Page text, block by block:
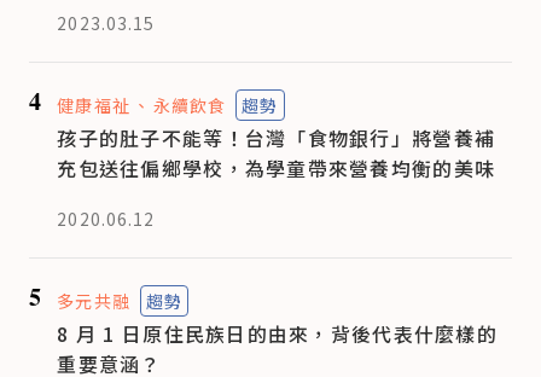
2023.03.15
4 健康福祉 永續飲食 趨勢
孩子的肚子不能等！台灣「食物銀行」將營養補
充包送往偏鄉學校，為學童帶來營養均衡的美味
2020.06.12
5 多元共融 趨勢
8 月 1 日原住民族日的由來，背後代表什麼樣的
重要意涵？